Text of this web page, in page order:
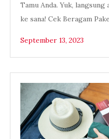
Tamu Anda. Yuk,
ke sana! Cek Beragam
September 13, 2023